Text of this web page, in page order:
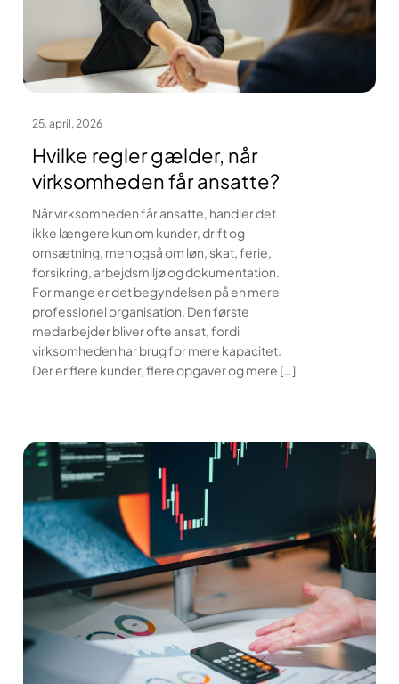
25. april, 2026
Hvilke regler gælder, når
virksomheden får ansatte?
Når virksomheden får ansatte, handler det
ikke længere kun om kunder, drift og
omsætning, men også om løn, skat, ferie,
forsikring, arbejdsmiljø og dokumentation.
For mange er det begyndelsen på en mere
professionel organisation. Den første
medarbejder bliver ofte ansat, fordi
virksomheden har brug for mere kapacitet.
Der er flere kunder, flere opgaver og mere […]